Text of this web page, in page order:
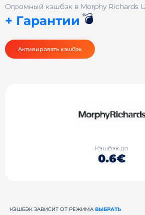
Огромный кэшбэк в Morphy Richards
+ Гарантии 💣
Активировать кэшбэк
Кэшбэк до
0.6€
КЭШБЭК ЗАВИСИТ ОТ РЕЖИМА ВЫБРАТЬ